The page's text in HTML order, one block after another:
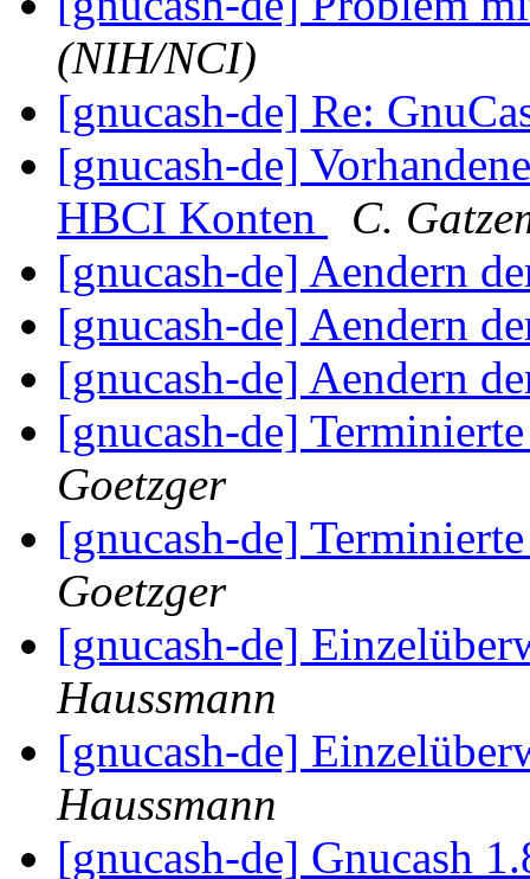
(NIH/NCI)
[gnucash-de] Re:
[gnucash-de]
HBCI Konten
C.
[gnucash-de] Aendern
[gnucash-de] Aendern
[gnucash-de] Aendern
[gnucash-de]
Goetzger
[gnucash-de]
Goetzger
[gnucash-de]
Haussmann
[gnucash-de]
Haussmann
[gnucash-de] Gnucash